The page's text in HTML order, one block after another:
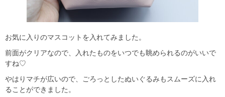
お気に入りのマスコットを入れてみました。
前面がクリアなので、入れたものをいつでも眺められるのがいいで
すね♡
やはりマチが広いので、ごろっとしたぬいぐるみもスムーズに入れ
ることができました。